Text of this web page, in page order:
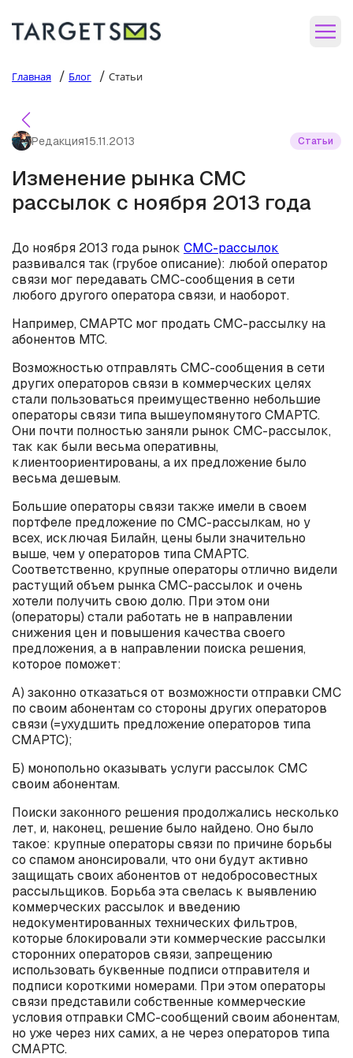
Главная / Блог / Статьи
Редакция15.11.2013 Статьи
Изменение рынка СМС
рассылок с ноября 2013 года
До ноября 2013 года рынок СМС-рассылок
развивался так (грубое описание): любой оператор
связи мог передавать СМС-сообщения в сети
любого другого оператора связи, и наоборот.
Например, СМАРТС мог продать СМС-рассылку на
абонентов МТС.
Возможностью отправлять СМС-сообщения в сети
других операторов связи в коммерческих целях
стали пользоваться преимущественно небольшие
операторы связи типа вышеупомянутого СМАРТС.
Они почти полностью заняли рынок СМС-рассылок,
так как были весьма оперативны,
клиентоориентированы, а их предложение было
весьма дешевым.
Большие операторы связи также имели в своем
портфеле предложение по СМС-рассылкам, но у
всех, исключая Билайн, цены были значительно
выше, чем у операторов типа СМАРТС.
Соответственно, крупные операторы отлично видели
растущий объем рынка СМС-рассылок и очень
хотели получить свою долю. При этом они
(операторы) стали работать не в направлении
снижения цен и повышения качества своего
предложения, а в направлении поиска решения,
которое поможет:
А) законно отказаться от возможности отправки СМС
по своим абонентам со стороны других операторов
связи (=ухудшить предложение операторов типа
СМАРТС);
Б) монопольно оказывать услуги рассылок СМС
своим абонентам.
Поиски законного решения продолжались несколько
лет, и, наконец, решение было найдено. Оно было
такое: крупные операторы связи по причине борьбы
со спамом анонсировали, что они будут активно
защищать своих абонентов от недобросовестных
рассыльщиков. Борьба эта свелась к выявлению
коммерческих рассылок и введению
недокументированных технических фильтров,
которые блокировали эти коммерческие рассылки
сторонних операторов связи, запрещению
использовать буквенные подписи отправителя и
подписи короткими номерами. При этом операторы
связи представили собственные коммерческие
условия отправки СМС-сообщений своим абонентам,
но уже через них самих, а не через операторов типа
СМАРТС.